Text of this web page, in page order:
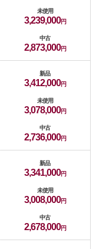
未使用
3,239,000
中古
2,873,000
新品
3,412,000
未使用
3,078,000
中古
2,736,000
新品
3,341,000
未使用
3,008,000
中古
2,678,000